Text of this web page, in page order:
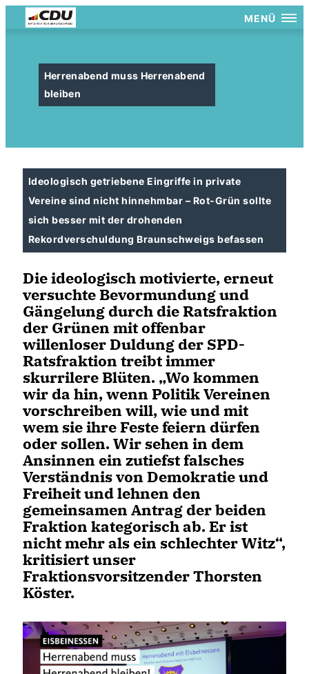
MENÜ
Herrenabend muss Herrenabend
bleiben
Ideologisch getriebene Eingriffe in private
Vereine sind nicht hinnehmbar – Rot-Grün sollte
sich besser mit der drohenden
Rekordverschuldung Braunschweigs befassen
Die ideologisch motivierte, erneut
versuchte Bevormundung und
Gängelung durch die Ratsfraktion
der Grünen mit offenbar
willenloser Duldung der SPD-
Ratsfraktion treibt immer
skurrilere Blüten. „Wo kommen
wir da hin, wenn Politik Vereinen
vorschreiben will, wie und mit
wem sie ihre Feste feiern dürfen
oder sollen. Wir sehen in dem
Ansinnen ein zutiefst falsches
Verständnis von Demokratie und
Freiheit und lehnen den
gemeinsamen Antrag der beiden
Fraktion kategorisch ab. Er ist
nicht mehr als ein schlechter Witz“,
kritisiert unser
Fraktionsvorsitzender Thorsten
Köster.